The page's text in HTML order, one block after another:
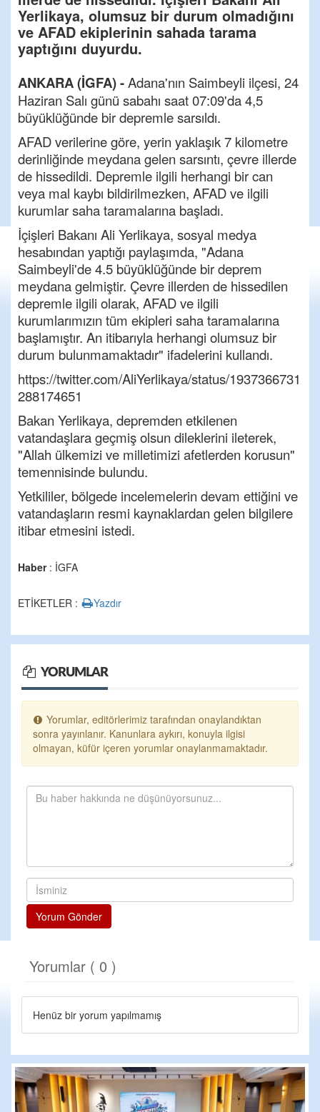
Yerlikaya, olumsuz bir durum olmadığını
ve AFAD ekiplerinin sahada tarama
yaptığını duyurdu.
ANKARA (İGFA) -Adana'nın Saimbeyli ilçesi, 24
Haziran Salı günü sabahı saat 07:09'da 4,5
büyüklüğünde bir depremle sarsıldı.
AFAD verilerine göre, yerin yaklaşık 7 kilometre
derinliğinde meydana gelen sarsıntı, çevre illerde
de hissedildi. Depremle ilgili herhangi bir can
veya mal kaybı bildirilmezken, AFAD ve ilgili
kurumlar saha taramalarına başladı.
İçişleri Bakanı Ali Yerlikaya, sosyal medya
hesabından yaptığı paylaşımda, "Adana
Saimbeyli'de 4.5 büyüklüğünde bir deprem
meydana gelmiştir. Çevre illerden de hissedilen
depremle ilgili olarak, AFAD ve ilgili
kurumlarımızın tüm ekipleri saha taramalarına
başlamıştır. An itibarıyla herhangi olumsuz bir
durum bulunmamaktadır" ifadelerini kullandı.
https://twitter.com/AliYerlikaya/status/1937366731
288174651
Bakan Yerlikaya, depremden etkilenen
vatandaşlara geçmiş olsun dileklerini ileterek,
"Allah ülkemizi ve milletimizi afetlerden korusun"
temennisinde bulundu.
Yetkililer, bölgede incelemelerin devam ettiğini ve
vatandaşların resmi kaynaklardan gelen bilgilere
itibar etmesini istedi.
Haber: İGFA
ETİKETLER : Yazdır
YORUMLAR
Yorumlar, editörlerimiz tarafından onaylandıktan
sonra yayınlanır. Kanunlara aykırı, konuyla ilgisi
olmayan, küfür içeren yorumlar onaylanmamaktadır.
Yorum Gönder
Yorumlar ( 0 )
Henüz bir yorum yapılmamış